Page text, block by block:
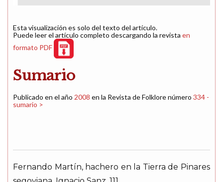
Esta visualización es solo del texto del artículo.
Puede leer el artículo completo descargando la revista en
formato PDF
Sumario
Publicado en el año 2008 en la Revista de Folklore número 334 -
sumario >
Fernando Martín, hachero en la Tierra de Pinares